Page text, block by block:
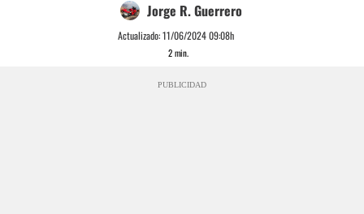
Jorge R. Guerrero
Actualizado:11/06/2024 09:08h
2min.
PUBLICIDAD